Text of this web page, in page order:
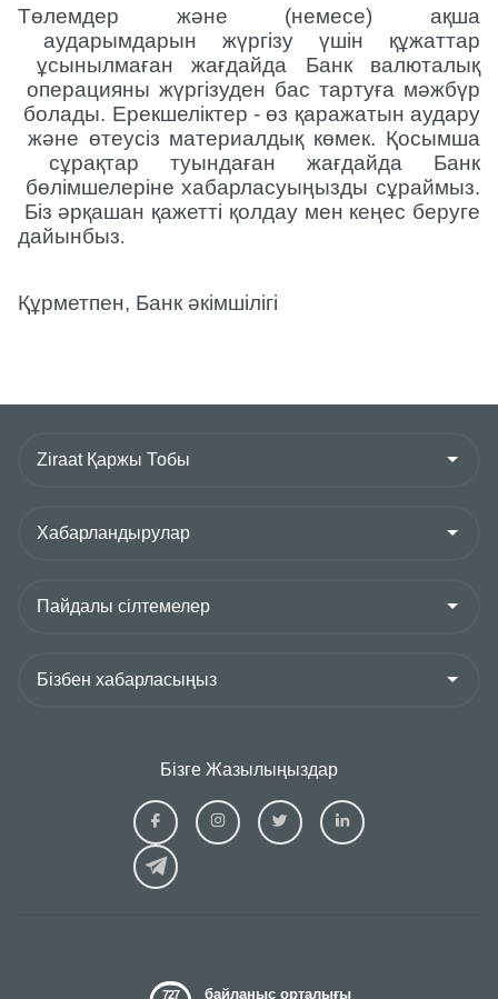
Төлемдер және (немесе)
ақша
аударымдарын
жүргізу үшін
құжаттар
ұсынылмаған
жағдайда Банк
валюталық
операцияны жүргізуден бас тартуға мәжбүр
болады. Ерекшеліктер - өз қаражатын аудару
және өтеусіз материалдық көмек. Қосымша
сұрақтар
туындаған жағдайда
Банк
бөлімшелеріне хабарласуыңызды сұраймыз.
Біз әрқашан қажетті қолдау мен кеңес беруге
дайынбыз.
Құрметпен, Банк әкімшілігі
Бізге Жазылыңыздар
Ziraat
Kazakhstan
Facebook
Ziraat
Kazakhstan
Ziraat
Kazakhstan
Ziraat
727 байланыс орталығы